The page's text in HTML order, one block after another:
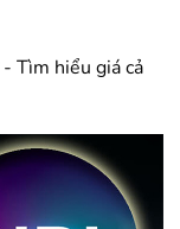
- Tìm hiểu giá cả